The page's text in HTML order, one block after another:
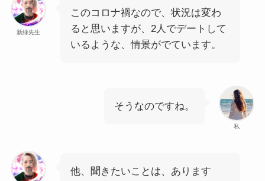
新緑先生
このコロナ禍なので、状況は変わ
ると思いますが、2人でデートして
いるような、情景がでています。
私
そうなのですね。
他、聞きたいことは、あります